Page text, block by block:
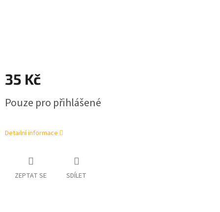
35 Kč
cena:
Pouze pro přihlášené
Detailní informace
ZEPTAT SE SDÍLET